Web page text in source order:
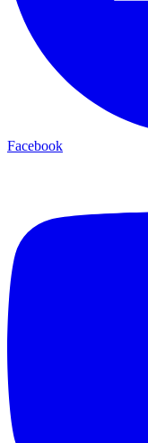
Facebook